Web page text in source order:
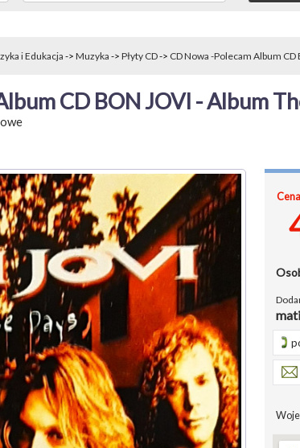
i Edukacja-> Muzyka -> Płyty CD-> CD Nowa -Polecam Album CD
CD BON JOVI - Album